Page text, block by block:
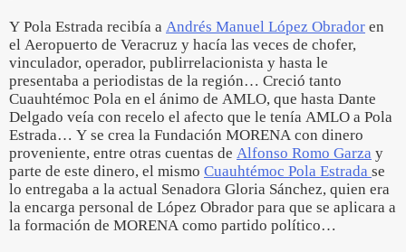
Y Pola Estrada recibía a Andrés Manuel López Obrador en
el Aeropuerto de Veracruz y hacía las veces de chofer,
vinculador, operador, publirrelacionista y hasta le
presentaba a periodistas de la región… Creció tanto
Cuauhtémoc Pola en el ánimo de AMLO, que hasta Dante
Delgado veía con recelo el afecto que le tenía AMLO a Pola
Estrada… Y se crea la Fundación MORENA con dinero
proveniente, entre otras cuentas de Alfonso Romo Garza y
parte de este dinero, el mismo Cuauhtémoc Pola Estrada se
lo entregaba a la actual Senadora Gloria Sánchez, quien era
la encarga personal de López Obrador para que se aplicara a
la formación de MORENA como partido político…